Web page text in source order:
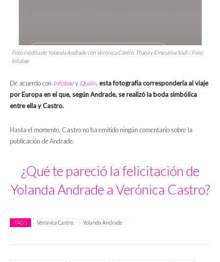
Foto inédita de Yolanda Andrade con Verónica Castro, Thalía y Ernestina Sodi / Foto:
Infobae
De acuerdo con Infobaey Quién, esta fotografía correspondería al viaje
por Europa en el que, según Andrade, se realizó la boda simbólica
entre ella y Castro.
Hasta el momento, Castro no ha emitido ningún comentario sobre la
publicación de Andrade.
¿Qué te pareció la felicitación de
Yolanda Andrade a Verónica Castro?
TAGS Verónica Castro Yolanda Andrade